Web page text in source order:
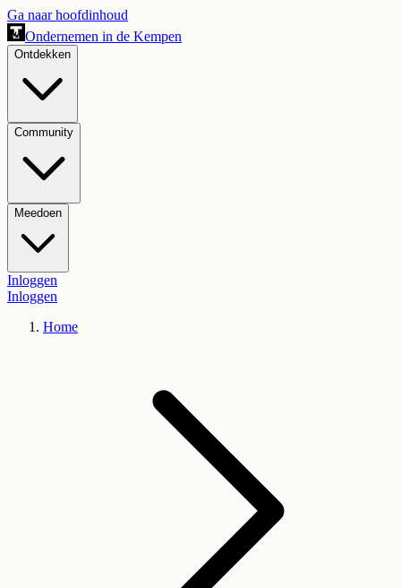
Ga naar hoofdinhoud
Ondernemen in de Kempen
Ontdekken
Community
Meedoen
Inloggen
Inloggen
Home